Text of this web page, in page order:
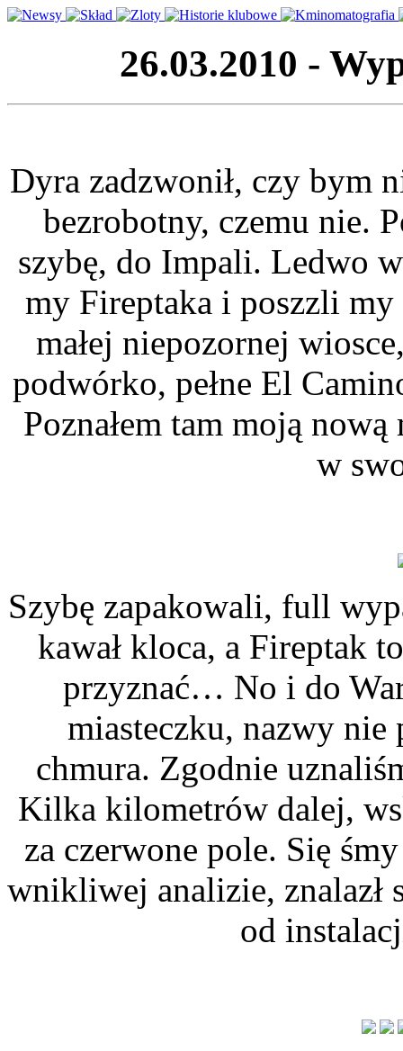
26.03.2010 -
Dyra zadzwonił, czy bym
bezrobotny, czemu nie.
szybę, do Impali. Ledwo
my Fireptaka i poszzli my
małej niepozornej
podwórko, pełne El
Poznałem tam moją
w
Szybę zapakowali, full
kawał kloca, a Fireptak
przyznać… No i do
miasteczku, nazwy nie
chmura. Zgodnie
Kilka kilometrów dalej,
za czerwone pole. Się
wnikliwej analizie, znalazł
od